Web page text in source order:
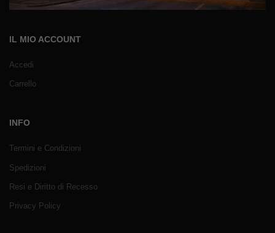
IL MIO ACCOUNT
Accedi
Carrello
INFO
Termini e Condizioni
Spedizioni
Resi e Diritto di Recesso
Privacy Policy